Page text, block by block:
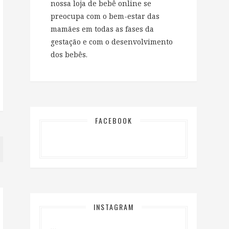
nossa loja de bebê online se
preocupa com o bem-estar das
mamães em todas as fases da
gestação e com o desenvolvimento
dos bebês.
FACEBOOK
INSTAGRAM